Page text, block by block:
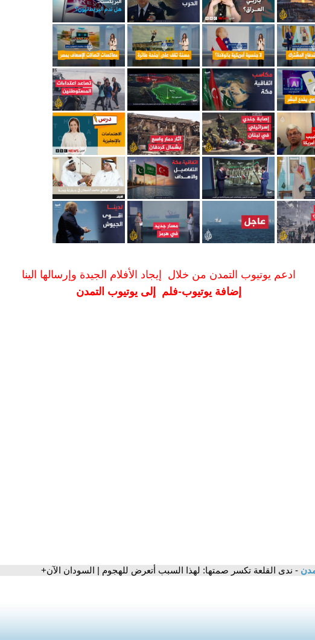
ادعم يوتيوب التمدن من خلال إيجاد الأفلام الجيدة وإرسالها الينا
إضافة يوتيوب-فلم إلى يوتيوب التمدن
- ندى القلعة تكسر صمتها: لهذا السبب أتعرض للهجوم | السودان الآن+